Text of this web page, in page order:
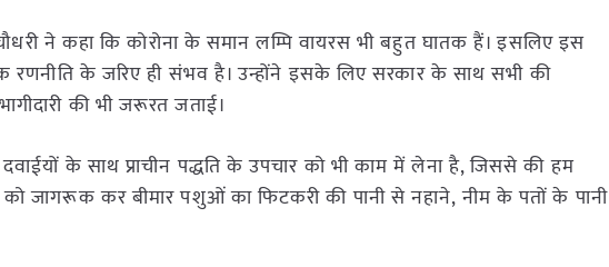
ने कहा कि कोरोना के समान लम्पि वायरस भी बहुत घातक हैं। इसलिए इस
रणनीति के जरिए ही संभव है। उन्होंने इसके लिए सरकार के साथ सभी की
की भी जरूरत जताई।
के साथ प्राचीन पद्धति के उपचार को भी काम में लेना है, जिससे की हम
जागरूक कर बीमार पशुओं का फिटकरी की पानी से नहाने, नीम के पतों के पानी